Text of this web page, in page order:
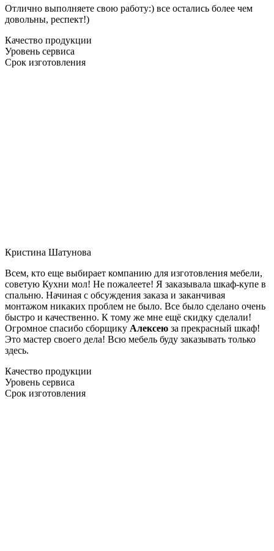
Отлично выполняете свою работу:) все остались более чем
довольны, респект!)
Качество продукции
Уровень сервиса
Срок изготовления
Кристина Шатунова
Всем, кто еще выбирает компанию для изготовления мебели,
советую Кухни мол! Не пожалеете! Я заказывала шкаф-купе в
спальню. Начиная с обсуждения заказа и заканчивая
монтажом никаких проблем не было. Все было сделано очень
быстро и качественно. К тому же мне ещё скидку сделали!
Огромное спасибо сборщику Алексею за прекрасный шкаф!
Это мастер своего дела! Всю мебель буду заказывать только
здесь.
Качество продукции
Уровень сервиса
Срок изготовления